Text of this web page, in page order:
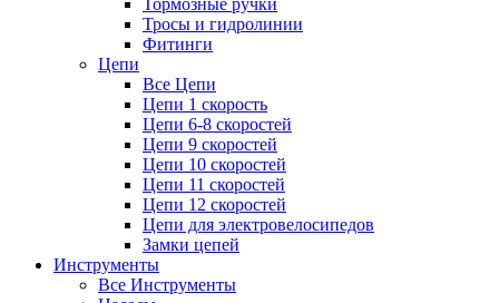
Тормозные ручки
Тросы и гидролинии
Фитинги
Цепи
Все Цепи
Цепи 1 скорость
Цепи 6-8 скоростей
Цепи 9 скоростей
Цепи 10 скоростей
Цепи 11 скоростей
Цепи 12 скоростей
Цепи для электровелосипедов
Замки цепей
Инструменты
Все Инструменты